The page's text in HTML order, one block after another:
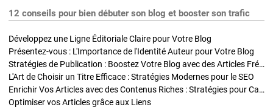
12 conseils pour bien débuter son blog et booster son trafic
Développez une Ligne Éditoriale Claire pour Votre Blog
Présentez-vous : L'Importance de l'Identité Auteur pour Votre Blog
Stratégies de Publication : Boostez Votre Blog avec des Articles Fréquents et Exclusifs
L'Art de Choisir un Titre Efficace : Stratégies Modernes pour le SEO
Enrichir Vos Articles avec des Contenus Riches : Stratégies pour Captiver et Optimiser
Optimiser vos Articles grâce aux Liens